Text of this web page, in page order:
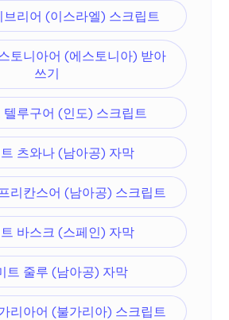
브리어 (이스라엘) 스크립트
토니아어 (에스토니아) 받아
쓰기
텔루구어 (인도) 스크립트
츠와나 (남아공) 자막
리칸스어 (남아공) 스크립트
바스크 (스페인) 자막
트 줄루 (남아공) 자막
리아어 (불가리아) 스크립트